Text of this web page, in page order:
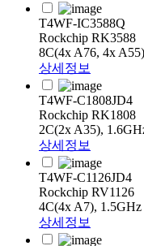
T4WF-IC3588Q
Rockchip RK3588
8C(4x A76, 4x
상세정보
T4WF-C1808JD4
Rockchip RK1808
2C(2x A35),
상세정보
T4WF-C1126JD4
Rockchip RV1126
4C(4x A7), 1.5GHz
상세정보